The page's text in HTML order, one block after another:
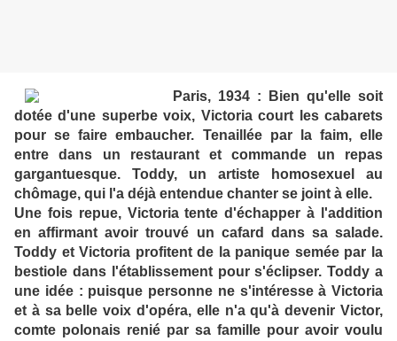
Paris, 1934 : Bien qu'elle soit
dotée d'une superbe voix, Victoria court les cabarets
pour se faire embaucher. Tenaillée par la faim, elle
entre dans un restaurant et commande un repas
gargantuesque. Toddy, un artiste homosexuel au
chômage, qui l'a déjà entendue chanter se joint à elle.
Une fois repue, Victoria tente d'échapper à l'addition
en affirmant avoir trouvé un cafard dans sa salade.
Toddy et Victoria profitent de la panique semée par la
bestiole dans l'établissement pour s'éclipser. Toddy a
une idée : puisque personne ne s'intéresse à Victoria
et à sa belle voix d'opéra, elle n'a qu'à devenir Victor,
comte polonais renié par sa famille pour avoir voulu